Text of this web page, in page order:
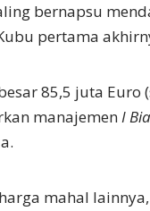
bernapsu
pertama
85,5 juta Euro
manajemenI
mahal